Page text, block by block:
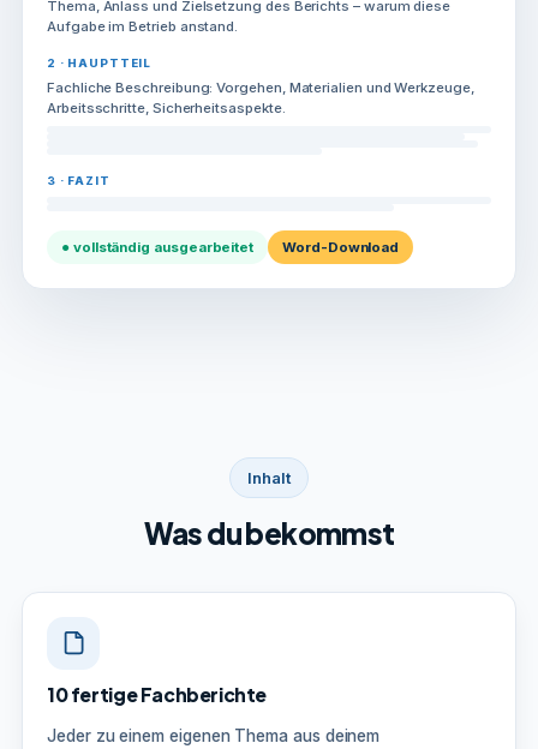
Thema, Anlass und Zielsetzung des Berichts – warum diese
Aufgabe im Betrieb anstand.
2 · HAUPTTEIL
Fachliche Beschreibung: Vorgehen, Materialien und Werkzeuge,
Arbeitsschritte, Sicherheitsaspekte.
3 · FAZIT
● vollständig ausgearbeitet Word-Download
Inhalt
Was du bekommst
10 fertige Fachberichte
Jeder zu einem eigenen Thema aus deinem